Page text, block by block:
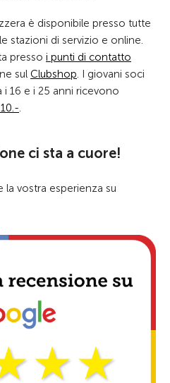
è disponibile presso tutte
stazioni di servizio e online.
presso i punti di contatto
sul Clubshop. I giovani soci
i 16 e i 25 anni ricevono
.
ci sta a cuore!
la vostra esperienza su